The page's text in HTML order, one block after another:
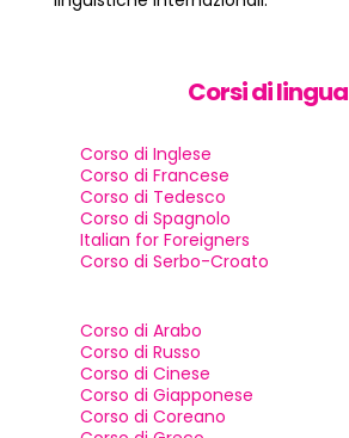
Corsi di lingua
Corso di Inglese
Corso di Francese
Corso di Tedesco
Corso di Spagnolo
Italian for Foreigners
Corso di Serbo-Croato
Corso di Arabo
Corso di Russo
Corso di Cinese
Corso di Giapponese
Corso di Coreano